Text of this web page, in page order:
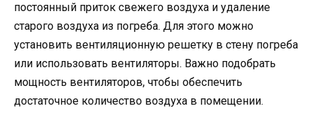
постоянный приток свежего воздуха и удаление
старого воздуха из погреба. Для этого можно
установить вентиляционную решетку в стену погреба
или использовать вентиляторы. Важно подобрать
мощность вентиляторов, чтобы обеспечить
достаточное количество воздуха в помещении.